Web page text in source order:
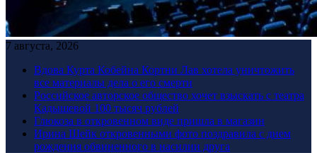
7 августа, 2026
Вдова Курта Кобейна Кортни Лав хотела уничтожить
все материалы дела о его смерти
Российское авторское общество хочет взыскать с театра
Кадышевой 100 тысяч рублей
Глюкоза в откровенном виде пришла в магазин
Ирина Шейк откровенными фото поздравила с днем
рождения обвиненного в насилии друга